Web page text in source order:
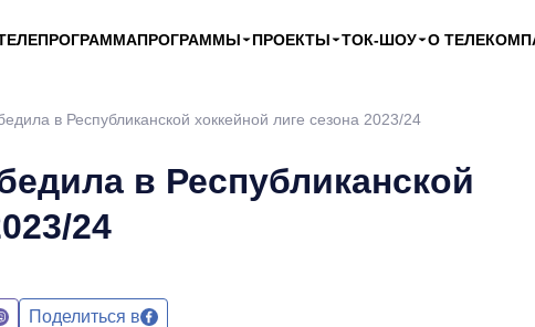
ПРОГРАММЫ ПРОЕКТЫ ТОК-ШОУ О
в Республиканской хоккейной лиге сезона 2023/24
в Республиканской
24
Поделиться в